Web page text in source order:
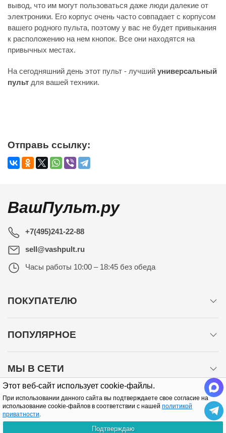
Этот веб-сайт использует cookie-файлы.
При использовании данного сайта вы подтверждаете свое согласие на
использование cookie-файлов в соответствии с нашей политикой
приватности.
Подтверждаю
вывод, что им могут пользоваться даже люди далекие от
электроники. Его корпус очень часто совпадает с корпусом
вашего родного пульта, поэтому у вас не будет привыкания
к расположению на нем кнопок. Все они находятся на
привычных местах.
На сегодняшний день этот пульт - лучший универсальный
пульт для вашей техники.
Отправь ссылку:
ВашПульт.ру
+7(495)241-22-88
sell@vashpult.ru
Часы работы 10:00 – 18:45 без обеда
ПОКУПАТЕЛЮ
ПОПУЛЯРНОЕ
МЫ В СЕТИ